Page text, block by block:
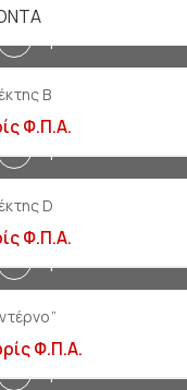
B
Φ.Π.Α.
D
Φ.Π.Α.
Φ.Π.Α.